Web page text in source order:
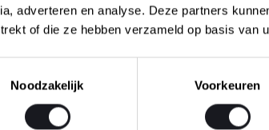
adverteren en analyse. Deze partners
of die ze hebben verzameld op basis van
Noodzakelijk
Voorkeuren
A tribute to Phil Collins &
LocatieDe Lantaarn